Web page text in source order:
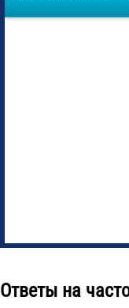
Ответы на